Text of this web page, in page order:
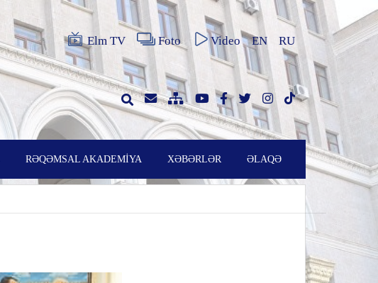
Elm TV Foto Video EN RU
RƏQƏMSAL AKADEMİYA XƏBƏRLƏR ƏLAQƏ